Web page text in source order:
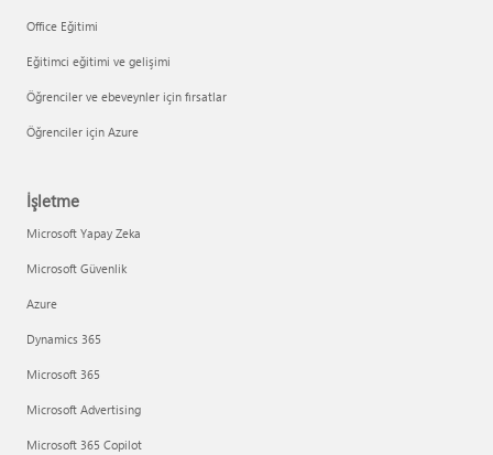
Office Eğitimi
Eğitimci eğitimi ve gelişimi
Öğrenciler ve ebeveynler için fırsatlar
Öğrenciler için Azure
İşletme
Microsoft Yapay Zeka
Microsoft Güvenlik
Azure
Dynamics 365
Microsoft 365
Microsoft Advertising
Microsoft 365 Copilot